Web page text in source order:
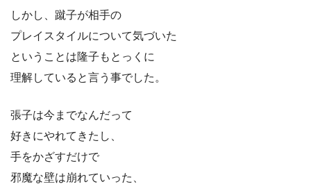
しかし、蹴子が相手の
プレイスタイルについて気づいた
ということは隆子もとっくに
理解していると言う事でした。
張子は今までなんだって
好きにやれてきたし、
手をかざすだけで
邪魔な壁は崩れていった、